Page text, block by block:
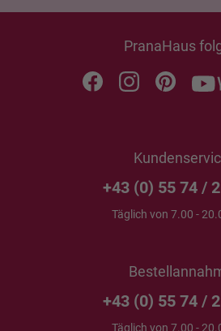
PranaHaus
+43 (0) 55 74 /
Täglich von 7.00 -
+43 (0) 55 74 /
Täglich von 7.00 -